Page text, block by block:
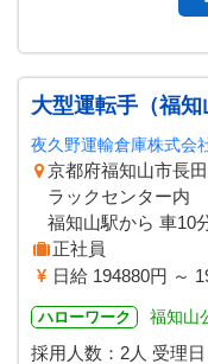
大型運転手（福知
夜久野運輸倉庫株式会
京都府福知山
ラックセンター内
福知山駅から 車10
正社員
日給 194880円 ～
ハローワーク 福知山
採用人数：2人 受理日